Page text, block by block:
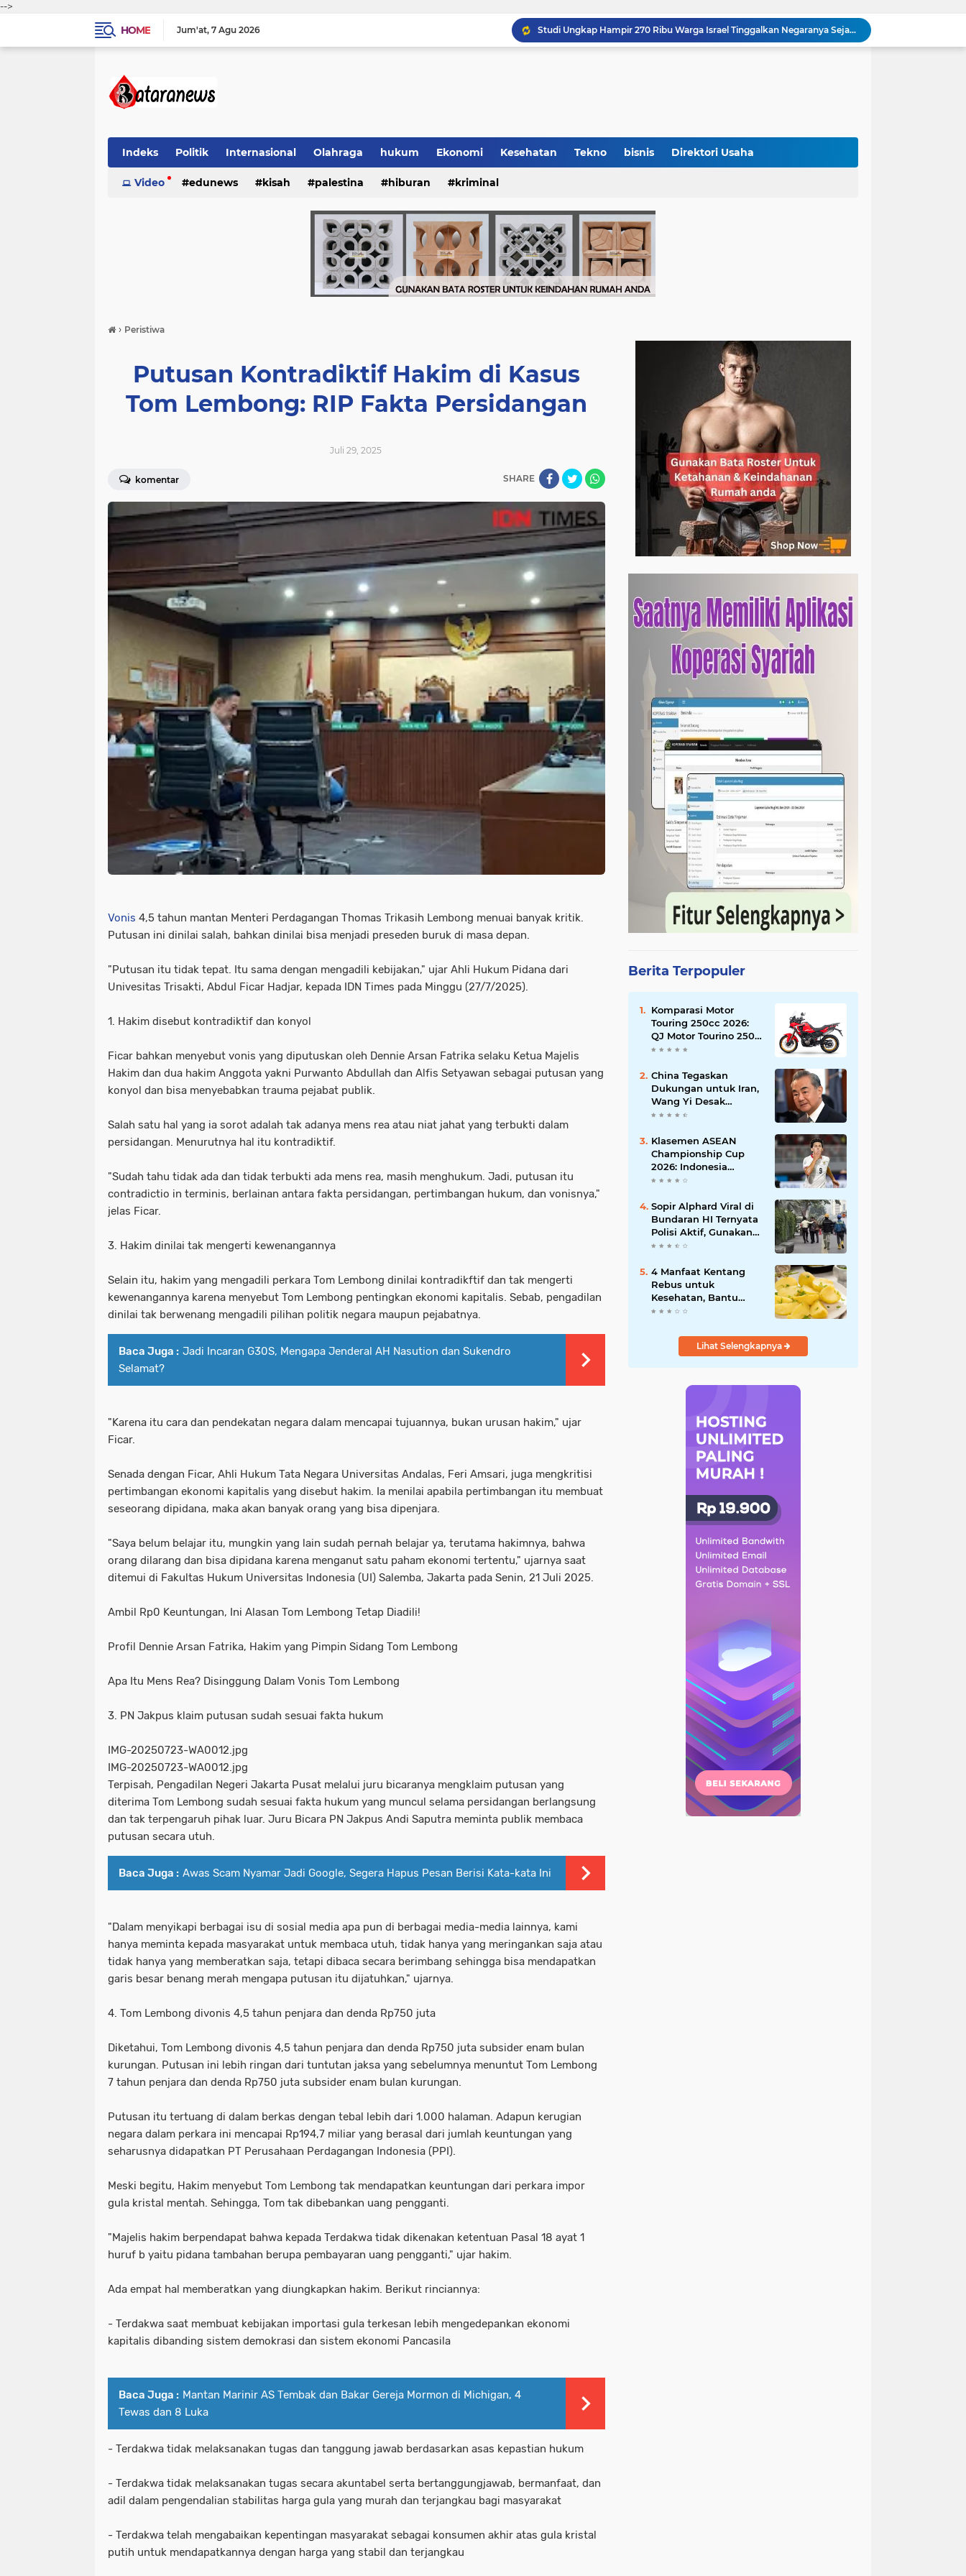
-->
HOME
Jum'at 7 Agu 2026
Bank Dunia: 48 Persen UMKM Batasi Penggunaan QRIS karena Khawatir Dipantau Pajak
Terungkap! Satpam Tewas Terborgol di Waduk Jatiluhur Sempat Kirim Foto Lama ke Istri, Dedi Mulyadi Soroti Kejanggalan
Persija Jakarta Raih Peringkat Ketiga Piala Presiden 2026 Usai Tundukkan Arema FC 3-1
Indeks Politik Internasional Olahraga hukum Ekonomi Kesehatan Tekno bisnis Direktori Usaha
Video edunews kisah palestina hiburan kriminal
› Peristiwa
Putusan Kontradiktif Hakim di Kasus
Tom Lembong: RIP Fakta Persidangan
Juli 29, 2025
komentar SHARE
Vonis 4,5 tahun mantan Menteri Perdagangan Thomas Trikasih Lembong menuai banyak kritik.
Putusan ini dinilai salah, bahkan dinilai bisa menjadi preseden buruk di masa depan.
"Putusan itu tidak tepat. Itu sama dengan mengadili kebijakan," ujar Ahli Hukum Pidana dari
Univesitas Trisakti, Abdul Ficar Hadjar, kepada IDN Times pada Minggu (27/7/2025).
1. Hakim disebut kontradiktif dan konyol
Ficar bahkan menyebut vonis yang diputuskan oleh Dennie Arsan Fatrika selaku Ketua Majelis
Hakim dan dua hakim Anggota yakni Purwanto Abdullah dan Alfis Setyawan sebagai putusan yang
konyol dan bisa menyebabkan trauma pejabat publik.
Salah satu hal yang ia sorot adalah tak adanya mens rea atau niat jahat yang terbukti dalam
persidangan. Menurutnya hal itu kontradiktif.
"Sudah tahu tidak ada dan tidak terbukti ada mens rea, masih menghukum. Jadi, putusan itu
contradictio in terminis, berlainan antara fakta persidangan, pertimbangan hukum, dan vonisnya,"
jelas Ficar.
3. Hakim dinilai tak mengerti kewenangannya
Selain itu, hakim yang mengadili perkara Tom Lembong dinilai kontradikftif dan tak mengerti
kewenangannya karena menyebut Tom Lembong pentingkan ekonomi kapitalis. Sebab, pengadilan
dinilai tak berwenang mengadili pilihan politik negara maupun pejabatnya.
Baca Juga : Jadi Incaran G30S, Mengapa Jenderal AH Nasution dan Sukendro
Selamat?
"Karena itu cara dan pendekatan negara dalam mencapai tujuannya, bukan urusan hakim," ujar
Ficar.
Senada dengan Ficar, Ahli Hukum Tata Negara Universitas Andalas, Feri Amsari, juga mengkritisi
pertimbangan ekonomi kapitalis yang disebut hakim. Ia menilai apabila pertimbangan itu membuat
seseorang dipidana, maka akan banyak orang yang bisa dipenjara.
"Saya belum belajar itu, mungkin yang lain sudah pernah belajar ya, terutama hakimnya, bahwa
orang dilarang dan bisa dipidana karena menganut satu paham ekonomi tertentu," ujarnya saat
ditemui di Fakultas Hukum Universitas Indonesia (UI) Salemba, Jakarta pada Senin, 21 Juli 2025.
Ambil Rp0 Keuntungan, Ini Alasan Tom Lembong Tetap Diadili!
Profil Dennie Arsan Fatrika, Hakim yang Pimpin Sidang Tom Lembong
Apa Itu Mens Rea? Disinggung Dalam Vonis Tom Lembong
3. PN Jakpus klaim putusan sudah sesuai fakta hukum
IMG-20250723-WA0012.jpg
IMG-20250723-WA0012.jpg
Terpisah, Pengadilan Negeri Jakarta Pusat melalui juru bicaranya mengklaim putusan yang
diterima Tom Lembong sudah sesuai fakta hukum yang muncul selama persidangan berlangsung
dan tak terpengaruh pihak luar. Juru Bicara PN Jakpus Andi Saputra meminta publik membaca
putusan secara utuh.
Baca Juga : Awas Scam Nyamar Jadi Google, Segera Hapus Pesan Berisi Kata-kata Ini
"Dalam menyikapi berbagai isu di sosial media apa pun di berbagai media-media lainnya, kami
hanya meminta kepada masyarakat untuk membaca utuh, tidak hanya yang meringankan saja atau
tidak hanya yang memberatkan saja, tetapi dibaca secara berimbang sehingga bisa mendapatkan
garis besar benang merah mengapa putusan itu dijatuhkan," ujarnya.
4. Tom Lembong divonis 4,5 tahun penjara dan denda Rp750 juta
Diketahui, Tom Lembong divonis 4,5 tahun penjara dan denda Rp750 juta subsider enam bulan
kurungan. Putusan ini lebih ringan dari tuntutan jaksa yang sebelumnya menuntut Tom Lembong
7 tahun penjara dan denda Rp750 juta subsider enam bulan kurungan.
Putusan itu tertuang di dalam berkas dengan tebal lebih dari 1.000 halaman. Adapun kerugian
negara dalam perkara ini mencapai Rp194,7 miliar yang berasal dari jumlah keuntungan yang
seharusnya didapatkan PT Perusahaan Perdagangan Indonesia (PPI).
Meski begitu, Hakim menyebut Tom Lembong tak mendapatkan keuntungan dari perkara impor
gula kristal mentah. Sehingga, Tom tak dibebankan uang pengganti.
"Majelis hakim berpendapat bahwa kepada Terdakwa tidak dikenakan ketentuan Pasal 18 ayat 1
huruf b yaitu pidana tambahan berupa pembayaran uang pengganti," ujar hakim.
Ada empat hal memberatkan yang diungkapkan hakim. Berikut rinciannya:
- Terdakwa saat membuat kebijakan importasi gula terkesan lebih mengedepankan ekonomi
kapitalis dibanding sistem demokrasi dan sistem ekonomi Pancasila
Baca Juga : Mantan Marinir AS Tembak dan Bakar Gereja Mormon di Michigan, 4
Tewas dan 8 Luka
- Terdakwa tidak melaksanakan tugas dan tanggung jawab berdasarkan asas kepastian hukum
- Terdakwa tidak melaksanakan tugas secara akuntabel serta bertanggungjawab, bermanfaat, dan
adil dalam pengendalian stabilitas harga gula yang murah dan terjangkau bagi masyarakat
- Terdakwa telah mengabaikan kepentingan masyarakat sebagai konsumen akhir atas gula kristal
putih untuk mendapatkannya dengan harga yang stabil dan terjangkau
Berita Terpopuler
Komparasi Motor
Touring 250cc 2026:
QJ Motor Tourino 250
DX, Suzuki V-Strom
Versys-X 250?
China Tegaskan
Dukungan untuk Iran,
Wang Yi Desak
Perdamaian Timur
Ketegangan dengan
AS
Klasemen ASEAN
Championship Cup
2026: Indonesia
Menang 5-1, Mitchell
Puncaki Top Skor
Sopir Alphard Viral di
Bundaran HI Ternyata
Polisi Aktif, Gunakan
Pelat Palsu dan Kena
4 Manfaat Kentang
Rebus untuk
Kesehatan, Bantu
Turunkan Berat Badan
Pencernaan
Lihat Selengkapnya